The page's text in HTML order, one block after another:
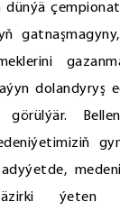
dünýä
dolandyryş
ýeten